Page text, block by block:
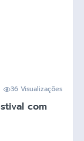
36 Visualizações
com